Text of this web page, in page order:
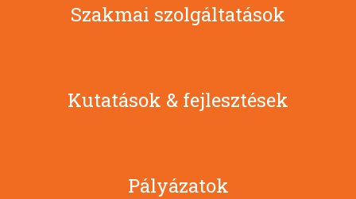
Szakmai szolgáltatások
Kutatások & fejlesztések
Pályázatok